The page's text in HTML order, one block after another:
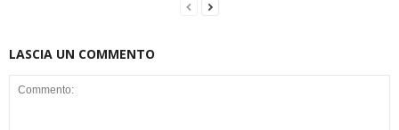
LASCIA UN COMMENTO